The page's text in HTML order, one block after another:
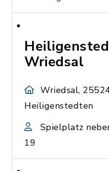
Wriedsal
Wriedsal,
Heiligenstedten
Spielplatz
19